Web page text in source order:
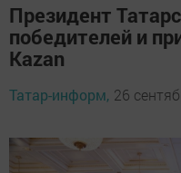
Президент
победителей и
Kazan
Татар-информ, 26